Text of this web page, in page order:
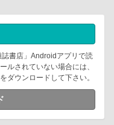
書店」Androidアプリで読
ルされていない場合には、
ダウンロードして下さい。